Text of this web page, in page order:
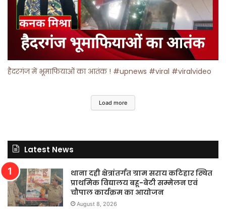
हैदरगंज में भूमाफियाओं का आतंक ! #upnews #viral #viralvideo
Load more
Latest News
थाना दही क्षेत्रांतर्गत ग्राम सराय कटिहार स्थित
प्राथमिक विद्यालय बहू-बेटी सम्मेलन एवं
चौपाल कार्यक्रम का आयोजन
August 8, 2026